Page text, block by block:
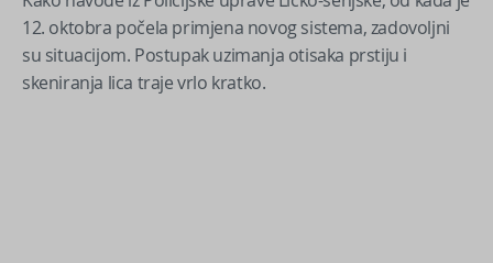
12. oktobra počela primjena novog sistema, zadovoljni
su situacijom. Postupak uzimanja otisaka prstiju i
skeniranja lica traje vrlo kratko.